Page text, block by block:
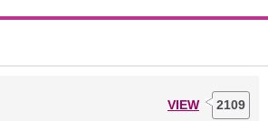
VIEW 2109